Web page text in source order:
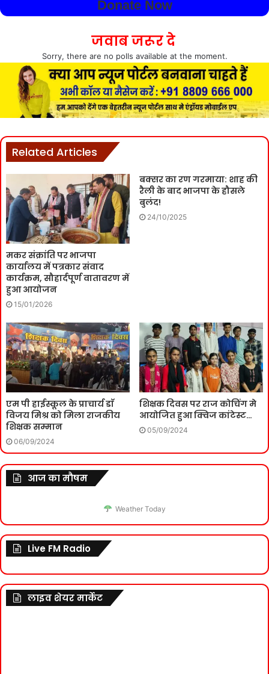
Donate Now
जवाब जरूर दे
Sorry, there are no polls available at the moment.
Related Articles
मकर संक्रांति पर भाजपा
कार्यालय में पत्रकार संवाद
कार्यक्रम, सौहार्दपूर्ण वातावरण में
हुआ आयोजन
15/01/2026
बक्सर का रण गरमाया: शाह की
रैली के बाद भाजपा के हौसले
बुलंद!
24/10/2025
एम पी हाईस्कूल के प्राचार्य डाॅ
विजय मिश्र को मिला राजकीय
शिक्षक सम्मान
06/09/2024
शिक्षक दिवस पर राज कोचिंग मे
आयोजित हुआ क्विज कांटेस्ट…
05/09/2024
आज का मौषम
Weather Today
Live FM Radio
लाइव शेयर मार्केट